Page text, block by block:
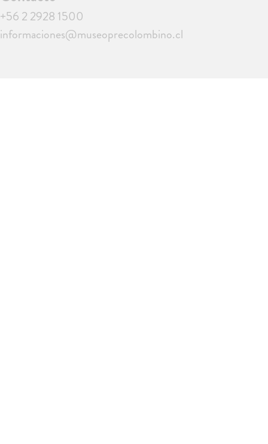
+56 2 2928 1500
informaciones@museoprecolombino.cl